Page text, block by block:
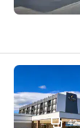
The
42